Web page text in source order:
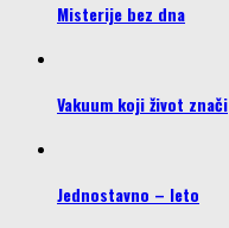
Misterije bez dna
Vakuum koji život znači
Jednostavno – leto